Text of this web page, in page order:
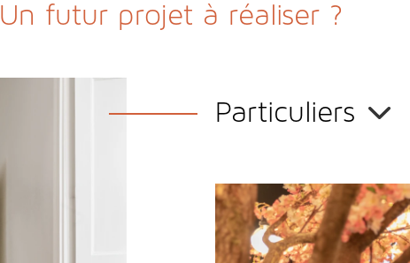
Un futur projet à réaliser ?
Particuliers
Restaurants, hôtels,
de conseils pouroptimiser
fonctionnel et agréable, pour
Petite ou grande structure,